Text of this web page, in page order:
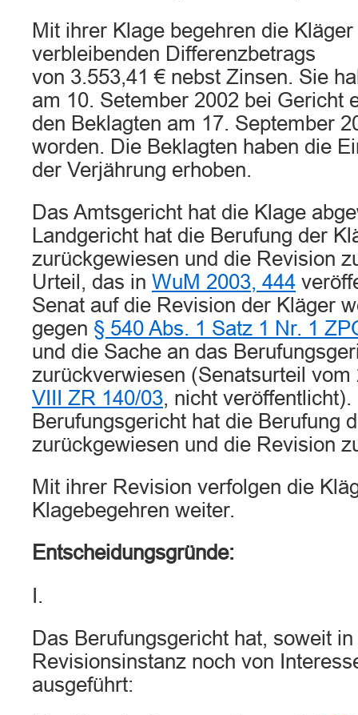
Mit ihrer Klage begehren die
verbleibenden Differenzbetrags
von 3.553,41 € nebst Zinsen. Sie
am 10. Setember 2002 bei Gericht
den Beklagten am 17. September
worden. Die Beklagten haben die
der Verjährung erhoben.
Das Amtsgericht hat die Klage
Landgericht hat die Berufung der
zurückgewiesen und die Revision
Urteil, das in WuM 2003, 444
Senat auf die Revision der Kläger
gegen § 540 Abs. 1 Satz 1 Nr. 1
und die Sache an das
zurückverwiesen (Senatsurteil vom
VIII ZR 140/03, nicht veröffentlicht).
Berufungsgericht hat die Berufung
zurückgewiesen und die Revision
Mit ihrer Revision verfolgen die
Klagebegehren weiter.
Entscheidungsgründe:
I.
Das Berufungsgericht hat, soweit
Revisionsinstanz noch von
ausgeführt: